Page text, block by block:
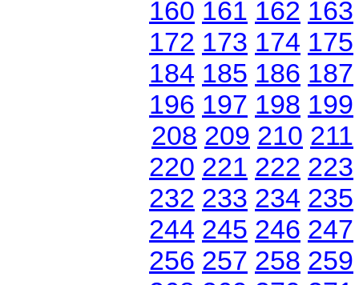
160 161 162 163
172 173 174 175
184 185 186 187
196 197 198 199
208 209 210 211
220 221 222 223
232 233 234 235
244 245 246 247
256 257 258 259